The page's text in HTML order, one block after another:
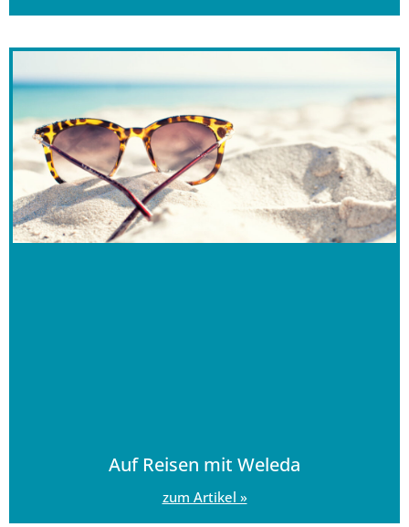
Auf Reisen mit Weleda
zum Artikel »